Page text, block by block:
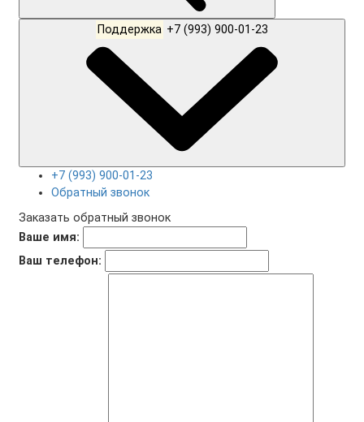
Поддержка
+7 (993) 900-01-23
Обратный звонок
Заказать обратный звонок
Ваше имя:
Ваш телефон: